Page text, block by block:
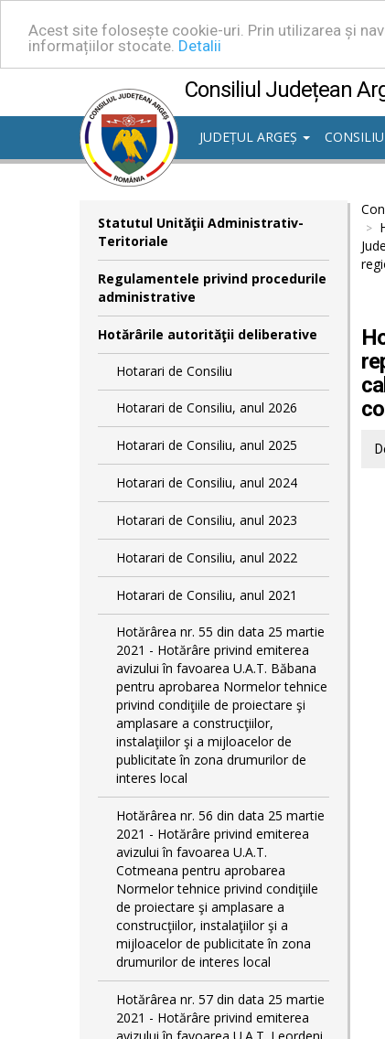
Acest site folosește cookie-uri. Prin utilizarea și
informațiilor stocate. Detalii
Consiliul Județean
JUDEȚUL ARGEȘ
Statutul Unităţii Administrativ-
Teritoriale
Regulamentele privind procedurile
administrative
Hotărârile autorităţii deliberative
Hotarari de Consiliu
Hotarari de Consiliu, anul 2026
Hotarari de Consiliu, anul 2025
Hotarari de Consiliu, anul 2024
Hotarari de Consiliu, anul 2023
Hotarari de Consiliu, anul 2022
Hotarari de Consiliu, anul 2021
Hotărârea nr. 55 din data 25 martie
2021 - Hotărâre privind emiterea
avizului în favoarea U.A.T. Băbana
pentru aprobarea Normelor tehnice
privind condiţiile de proiectare şi
amplasare a construcţiilor,
instalaţiilor şi a mijloacelor de
publicitate în zona drumurilor de
interes local
Hotărârea nr. 56 din data 25 martie
2021 - Hotărâre privind emiterea
avizului în favoarea U.A.T.
Cotmeana pentru aprobarea
Normelor tehnice privind condiţiile
de proiectare şi amplasare a
construcţiilor, instalaţiilor şi a
mijloacelor de publicitate în zona
drumurilor de interes local
Hotărârea nr. 57 din data 25 martie
2021 - Hotărâre privind emiterea